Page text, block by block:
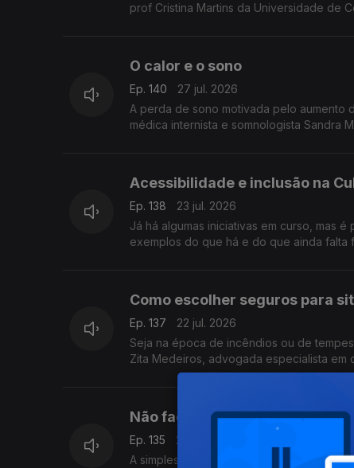
prof Cristina Martins da Universidade de
O calor e o sono
Ep. 140
27 jul. 2026
A perda de sono motivada pelo aumento
médica internista e somnologista Sandra
Acessibilidade e inclusão na
Ep. 138
23 jul. 2026
Já há algumas iniciativas em curso, mas
exemplos do que há e do que ainda
Como escolher seguros para
Ep. 137
22 jul. 2026
Seja na época de incêndios ou de
Zita Medeiros, advogada especialista
Não facilite nas férias e faça a
Ep. 135
20 jul. 2026
A simples picada de mosquito ou beber